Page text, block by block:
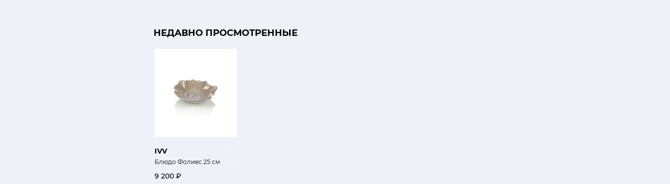
НЕДАВНО ПРОСМОТРЕННЫЕ
IVV
Блюдо Фолиес 25 см
9 200 ₽